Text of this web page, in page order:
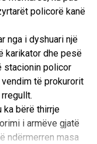
e vitit 1996.
Aurel Plasari. Me
vitit 1996 u
“Monedha e
me
tregime Faruk
i mirë i përkthyer
i autorit gjerman
Shvarci.
policorë kanë
nga i dyshuari një
karikator dhe pesë
stacionin policor
të prokurorit
ka bërë thirrje
i armëve gjatë
ndërmerren masa